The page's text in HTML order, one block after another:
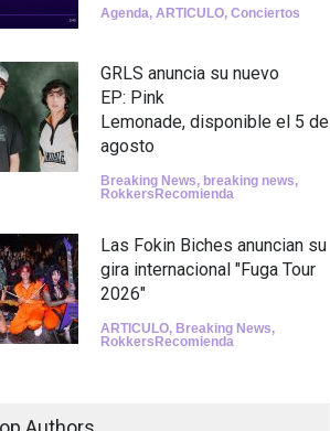
Agenda, ARTICULO, Conciertos
GRLS anuncia su nuevo
EP: Pink
Lemonade, disponible el 5 de
agosto
Breaking News, breaking news,
RokkersRecomienda
Las Fokin Biches anuncian su
gira internacional "Fuga Tour
2026"
ARTICULO, Breaking News,
RokkersRecomienda